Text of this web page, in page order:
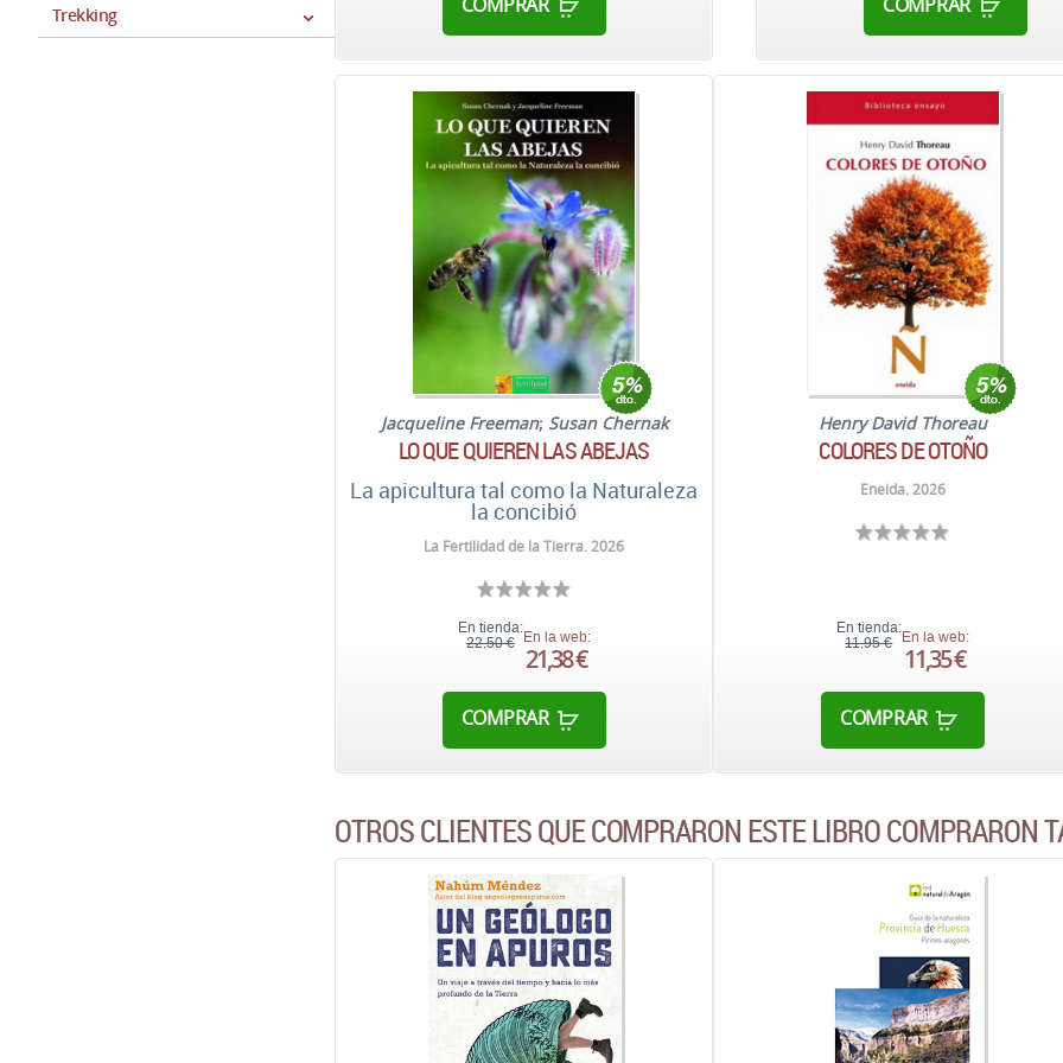
Trekking
Jacqueline Freeman; Susan Chernak
LO QUE QUIEREN LAS ABEJAS
La apicultura tal como la Naturaleza
la concibió
La Fertilidad de la Tierra. 2026
En tienda:
22,50 € En la web:
21,38 €
COMPRAR
Henry David Thoreau
COLORES DE OTOÑO
Eneida. 2026
En tienda:
11,95 € En la web:
11,35 €
COMPRAR
OTROS CLIENTES QUE COMPRARON ESTE LIBRO COMPRARON